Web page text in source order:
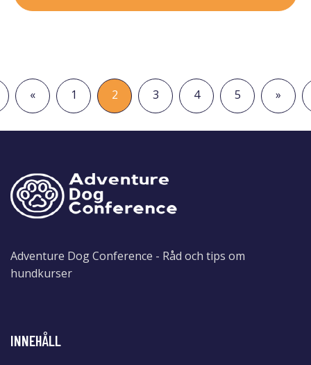
« 1 2 3 4 5 »
Adventure Dog Conference - Råd och tips om
hundkurser
INNEHÅLL